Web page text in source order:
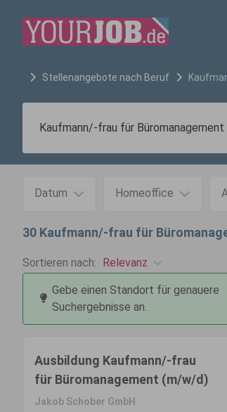
Stellenangebote nach Beruf
Datum Homeoffice
30 Kaufmann/-frau für
Sortieren nach: Relevanz
Gebe einen Standort für genauere
Suchergebnisse an.
Ausbildung Kaufmann/-frau
für Büromanagement (m/w/d)
Jakob Schober GmbH